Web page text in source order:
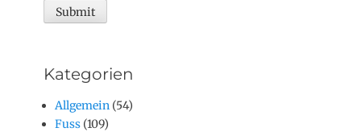
Kategorien
Allgemein (54)
Fuss (109)